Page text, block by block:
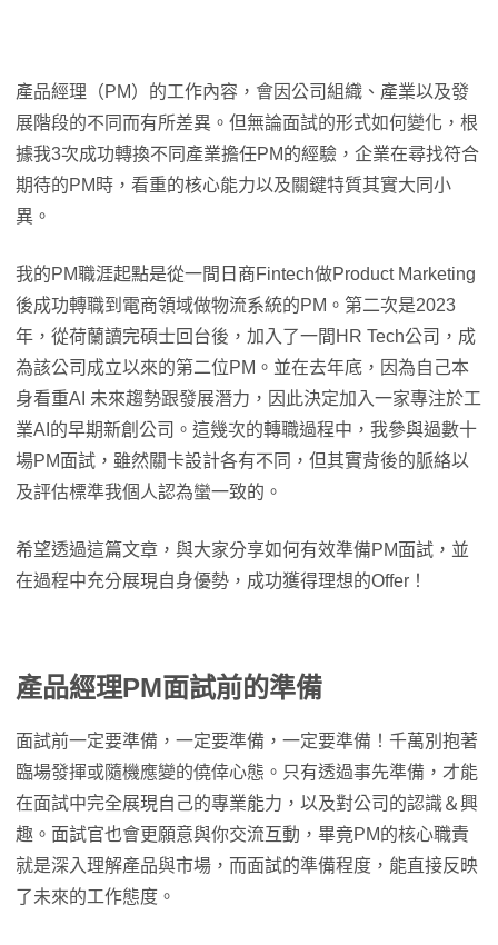
產品經理（PM）的工作內容，會因公司組織、產業以及發
展階段的不同而有所差異。但無論面試的形式如何變化，根
據我3次成功轉換不同產業擔任PM的經驗，企業在尋找符合
期待的PM時，看重的核心能力以及關鍵特質其實大同小
異。
我的PM職涯起點是從一間日商Fintech做Product Marketing
後成功轉職到電商領域做物流系統的PM。第二次是2023
年，從荷蘭讀完碩士回台後，加入了一間HR Tech公司，成
為該公司成立以來的第二位PM。並在去年底，因為自己本
身看重AI 未來趨勢跟發展潛力，因此決定加入一家專注於工
業AI的早期新創公司。這幾次的轉職過程中，我參與過數十
場PM面試，雖然關卡設計各有不同，但其實背後的脈絡以
及評估標準我個人認為蠻一致的。
希望透過這篇文章，與大家分享如何有效準備PM面試，並
在過程中充分展現自身優勢，成功獲得理想的Offer！
產品經理PM面試前的準備
面試前一定要準備，一定要準備，一定要準備！千萬別抱著
臨場發揮或隨機應變的僥倖心態。只有透過事先準備，才能
在面試中完全展現自己的專業能力，以及對公司的認識＆興
趣。面試官也會更願意與你交流互動，畢竟PM的核心職責
就是深入理解產品與市場，而面試的準備程度，能直接反映
了未來的工作態度。